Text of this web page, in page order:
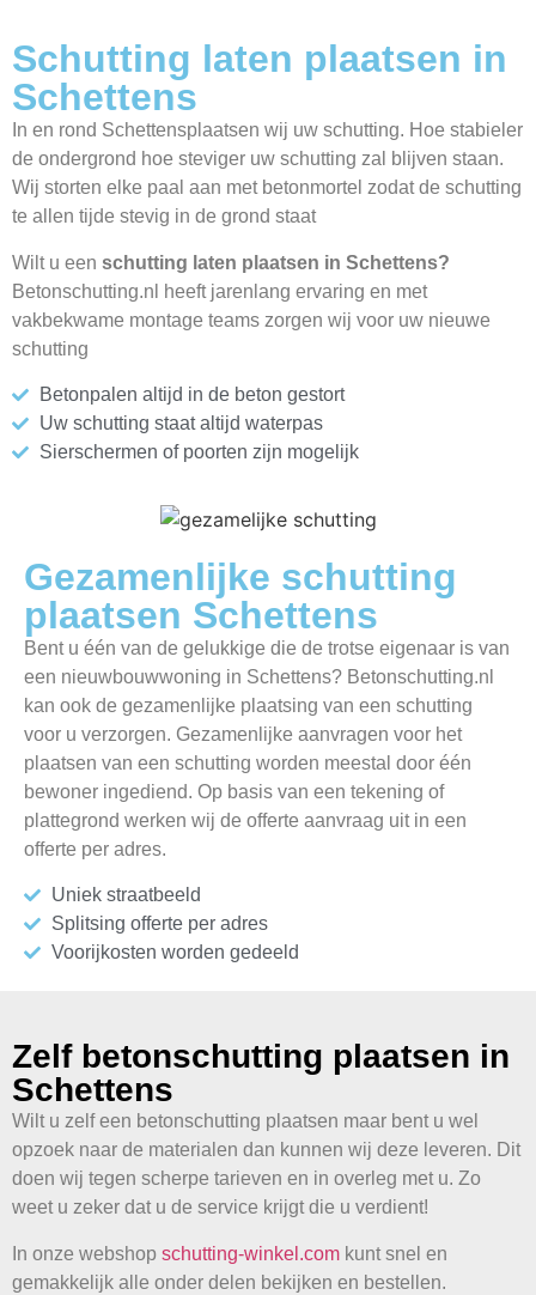
Schutting laten plaatsen in
Schettens
In en rond Schettensplaatsen wij uw schutting. Hoe stabieler
de ondergrond hoe steviger uw schutting zal blijven staan.
Wij storten elke paal aan met betonmortel zodat de schutting
te allen tijde stevig in de grond staat
Wilt u een schutting laten plaatsen in Schettens?
Betonschutting.nl heeft jarenlang ervaring en met
vakbekwame montage teams zorgen wij voor uw nieuwe
schutting
Betonpalen altijd in de beton gestort
Uw schutting staat altijd waterpas
Sierschermen of poorten zijn mogelijk
Gezamenlijke schutting
plaatsen Schettens
Bent u één van de gelukkige die de trotse eigenaar is van
een nieuwbouwwoning in Schettens? Betonschutting.nl
kan ook de gezamenlijke plaatsing van een schutting
voor u verzorgen. Gezamenlijke aanvragen voor het
plaatsen van een schutting worden meestal door één
bewoner ingediend. Op basis van een tekening of
plattegrond werken wij de offerte aanvraag uit in een
offerte per adres.
Uniek straatbeeld
Splitsing offerte per adres
Voorijkosten worden gedeeld
Zelf betonschutting plaatsen in
Schettens
Wilt u zelf een betonschutting plaatsen maar bent u wel
opzoek naar de materialen dan kunnen wij deze leveren. Dit
doen wij tegen scherpe tarieven en in overleg met u. Zo
weet u zeker dat u de service krijgt die u verdient!
In onze webshop schutting-winkel.com kunt snel en
gemakkelijk alle onder delen bekijken en bestellen.